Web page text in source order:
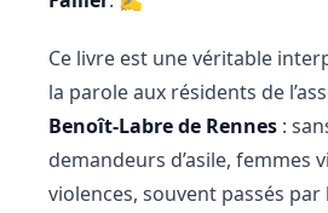
Ce livre est une véritable
la parole aux résidents de
Benoît-Labre de Rennes :
demandeurs d’asile, femmes
violences, souvent passés par